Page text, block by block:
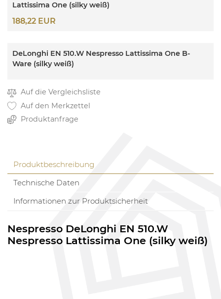
Lattissima One (silky weiß)
188,22 EUR
DeLonghi EN 510.W Nespresso Lattissima One B-
Ware (silky weiß)
Auf die Vergleichsliste
Auf den Merkzettel
Produktanfrage
Produktbeschreibung
Technische Daten
Informationen zur Produktsicherheit
Nespresso DeLonghi EN 510.W
Nespresso Lattissima One (silky weiß)